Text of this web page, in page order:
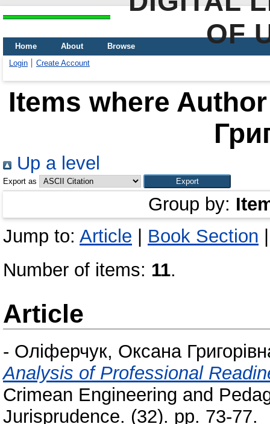
OF
Home About
Browse
Login
Create Account
Items where
Up a level
Export as
Group by:
Jump to: Article Book Section
Number of items: 11.
Article
- Оліферчук, Оксана
Analysis of Professional
Crimean Engineering and
Jurisprudence. (32). pp. 73-77.